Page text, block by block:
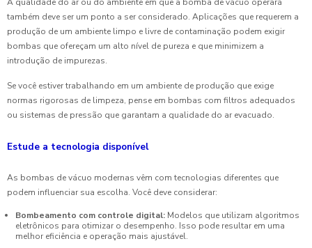
também deve ser um ponto a ser considerado. Aplicações que requerem a
produção de um ambiente limpo e livre de contaminação podem exigir
bombas que ofereçam um alto nível de pureza e que minimizem a
introdução de impurezas.
Se você estiver trabalhando em um ambiente de produção que exige
normas rigorosas de limpeza, pense em bombas com filtros adequados
ou sistemas de pressão que garantam a qualidade do ar evacuado.
Estude a tecnologia disponível
As bombas de vácuo modernas vêm com tecnologias diferentes que
podem influenciar sua escolha. Você deve considerar:
Bombeamento com controle digital: Modelos que utilizam algoritmos
eletrônicos para otimizar o desempenho. Isso pode resultar em uma
melhor eficiência e operação mais ajustável.